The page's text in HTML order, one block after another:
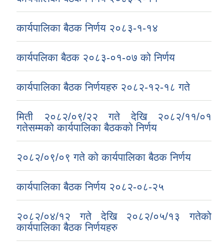
कार्यपालिका बैठक निर्णय २०८३-१-१४
कार्यपलिका बैठक २०८३-०१-०७ को निर्णय
कार्यपालिका बैठक निर्णयहरु २०८२-१२-१८ गते
मिती २०८२/०९/२२ गते देखि २०८२/११/०१
गतेसम्मको कार्यपालिका बैठकको निर्णय
२०८२/०९/०९ गते को कार्यपालिका बैठक निर्णय
कार्यपालिका बैठक निर्णय २०८२-०८-२५
२०८२/०४/१२ गते देखि २०८२/०५/१३ गतेको
कार्यपालिका बैठक निर्णयहरु